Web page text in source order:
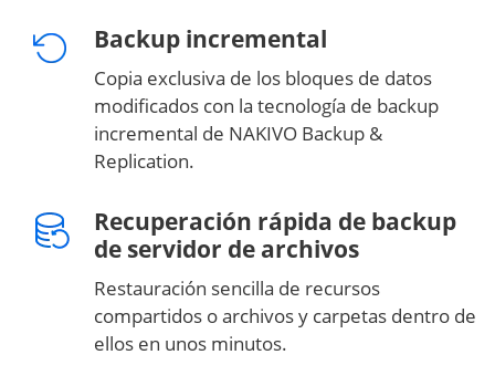
Backup incremental
Copia exclusiva de los bloques de datos
modificados con la tecnología de backup
incremental de NAKIVO Backup &
Replication.
Recuperación rápida de backup
de servidor de archivos
Restauración sencilla de recursos
compartidos o archivos y carpetas dentro de
ellos en unos minutos.